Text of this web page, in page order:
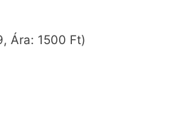
Ára: 1500 Ft)